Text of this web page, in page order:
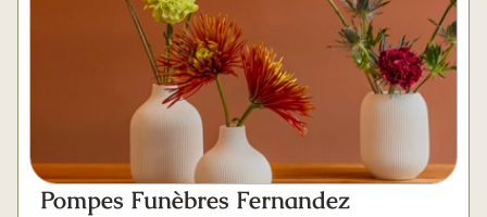
Pompes Funèbres Fernandez